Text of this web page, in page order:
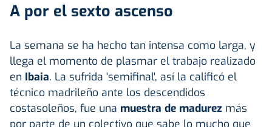
A por el sexto ascenso
La semana se ha hecho tan intensa como larga, y
llega el momento de plasmar el trabajo realizado
en Ibaia. La sufrida 'semifinal', así la calificó el
técnico madrileño ante los descendidos
costasoleños, fue una muestra de madurez más
por parte de un colectivo que sabe lo mucho que